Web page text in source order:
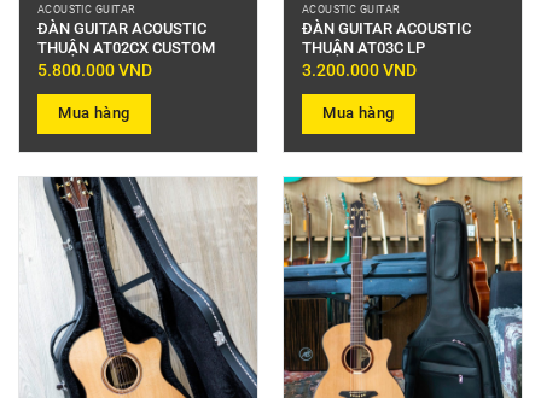
ACOUSTIC GUITAR
ĐÀN GUITAR ACOUSTIC
THUẬN AT02CX CUSTOM
5.800.000VND
Mua hàng
ACOUSTIC GUITAR
ĐÀN GUITAR ACOUSTIC
THUẬN AT03C LP
3.200.000VND
Mua hàng